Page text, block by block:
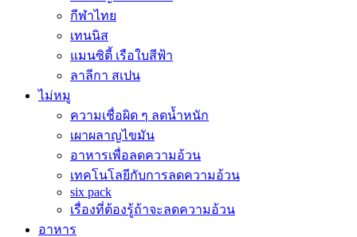
กีฬาไทย
เทนนิส
แมนซิตี้ เรือใบสีฟ้า
ลาลีกา สเปน
ไม่หมู
ความเชื่อผิด ๆ ลดน้ำหนัก
เผาผลาญไขมัน
อาหารเพื่อลดความอ้วน
เทคโนโลยีกับการลดความอ้วน
six pack
เรื่องที่ต้องรู้ถ้าจะลดความอ้วน
อาหาร